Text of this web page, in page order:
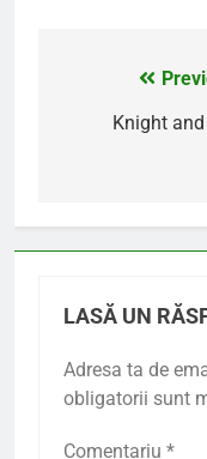
Navigare
Knight
LASĂ UN
Adresa ta de
obligatorii sunt
Comentariu *